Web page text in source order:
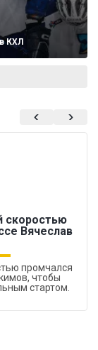
КХЛ
скоростью
Вячеслав
промчался
чтобы
стартом.